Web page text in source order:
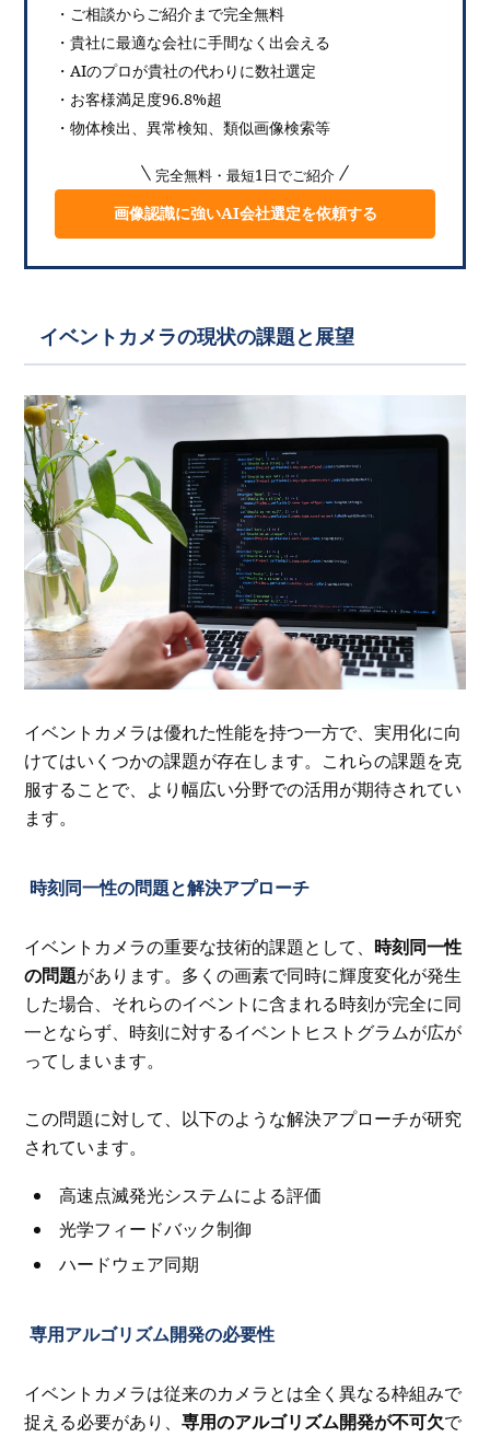
・ご相談からご紹介まで完全無料
・貴社に最適な会社に手間なく出会える
・AIのプロが貴社の代わりに数社選定
・お客様満足度96.8%超
・物体検出、異常検知、類似画像検索等
完全無料・最短1日でご紹介
画像認識に強いAI会社選定を依頼する
イベントカメラの現状の課題と展望
イベントカメラは優れた性能を持つ一方で、実用化に向
けてはいくつかの課題が存在します。これらの課題を克
服することで、より幅広い分野での活用が期待されてい
ます。
時刻同一性の問題と解決アプローチ
イベントカメラの重要な技術的課題として、 時刻同一性
の問題があります。多くの画素で同時に輝度変化が発生
した場合、それらのイベントに含まれる時刻が完全に同
一とならず、時刻に対するイベントヒストグラムが広が
ってしまいます。
この問題に対して、以下のような解決アプローチが研究
されています。
高速点滅発光システムによる評価
光学フィードバック制御
ハードウェア同期
専用アルゴリズム開発の必要性
イベントカメラは従来のカメラとは全く異なる枠組みで
捉える必要があり、専用のアルゴリズム開発が不可欠で